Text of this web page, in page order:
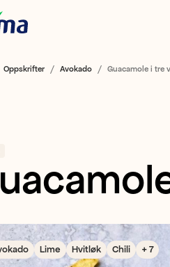
Oppskrifter Avokado Guacamole i tre
Lime Hvitløk Chili + 7